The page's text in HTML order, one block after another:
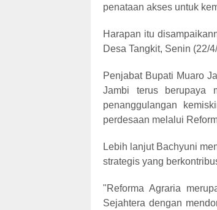
penataan akses untuk
Harapan itu
Desa Tangkit, Senin (22/
Penjabat Bupati Muaro
Jambi terus berupaya
penanggulangan
perdesaan melalui
Lebih lanjut Bachyuni
strategis yang
"Reforma Agraria
Sejahtera dengan